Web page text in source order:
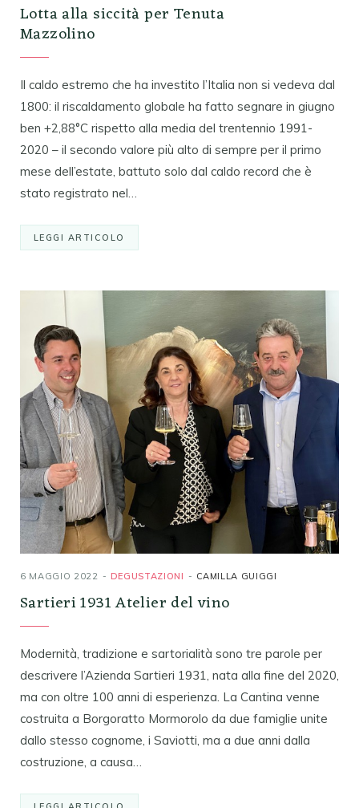
Lotta alla siccità per Tenuta
Mazzolino
Il caldo estremo che ha investito l’Italia non si vedeva dal
1800: il riscaldamento globale ha fatto segnare in giugno
ben +2,88°C rispetto alla media del trentennio 1991-
2020 – il secondo valore più alto di sempre per il primo
mese dell’estate, battuto solo dal caldo record che è
stato registrato nel…
LEGGI ARTICOLO
6 MAGGIO 2022 DEGUSTAZIONI CAMILLA GUIGGI
Sartieri 1931 Atelier del vino
Modernità, tradizione e sartorialità sono tre parole per
descrivere l’Azienda Sartieri 1931, nata alla fine del 2020,
ma con oltre 100 anni di esperienza. La Cantina venne
costruita a Borgoratto Mormorolo da due famiglie unite
dallo stesso cognome, i Saviotti, ma a due anni dalla
costruzione, a causa…